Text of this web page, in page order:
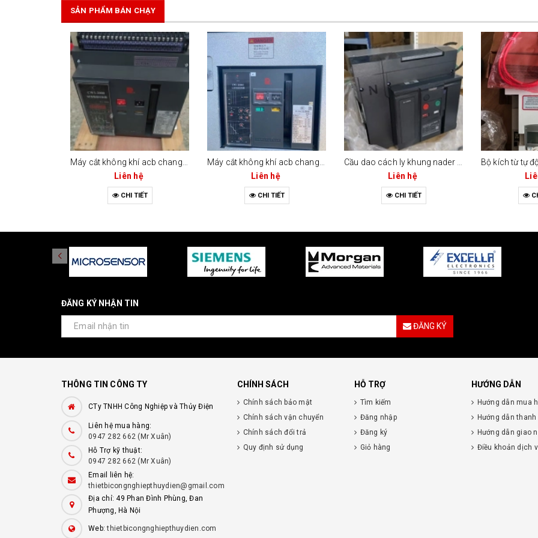
SẢN PHẨM BÁN CHẠY
Liên hệ
CHI TIẾT
Liên hệ
CHI TIẾT
Liên hệ
CHI TIẾT
ĐĂNG KÝ NHẬN TIN
ĐĂNG KÝ
THÔNG TIN CÔNG TY
CTy TNHH Công Nghiệp và Thủy Điện
Liên hệ mua hàng:
0947 282 662 (Mr Xuân)
Hỗ Trợ kỹ thuật:
0947 282 662 (Mr Xuân)
Email liên hệ:
thietbicongnghiepthuydien@gmail.com
Địa chỉ: 49 Phan Đình Phùng, Đan
Phượng, Hà Nội
Web:thietbicongnghiepthuydien.com
CHÍNH SÁCH
Chính sách bảo mật
Chính sách vận chuyển
Chính sách đổi trả
Quy định sử dụng
HỖ TRỢ
Tìm kiếm
Đăng nhập
Đăng ký
Giỏ hàng
HƯỚNG DẪN
Hướng dẫn mua
Hướng dẫn thanh
Hướng dẫn giao
Điều khoản dịch